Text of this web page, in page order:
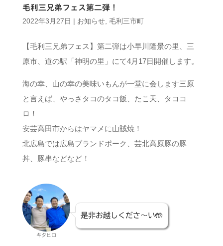
毛利三兄弟フェス第二弾！
2022年3月27日 | お知らせ, 毛利三市町
【毛利三兄弟フェス】第二弾は小早川隆景の里、三
原市、道の駅「神明の里」にて4月17日開催します。
海の幸、山の幸の美味いもんが一堂に会します三原
と言えば、やっさタコのタコ飯、たこ天、タココ
ロ！
安芸高田市からはヤマメに山賊焼！
北広島では広島ブランドポーク、芸北高原豚の豚
丼、豚串などなど！
キタヒロ
是非お越しくださ〜い🤲